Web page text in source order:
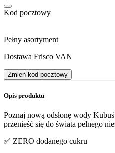
Kod pocztowy
Pełny asortyment
Dostawa Frisco VAN
Zmień kod pocztowy
Opis produktu
Poznaj nową odsłonę wody
przenieść się do świata pełnego
✅ ZERO dodanego cukru